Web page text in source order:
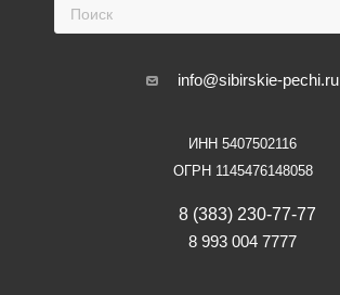
info@sibirskie-pechi.ru
ИНН 5407502116
ОГРН 1145476148058
8 (383) 230-77-77
8 993 004 7777